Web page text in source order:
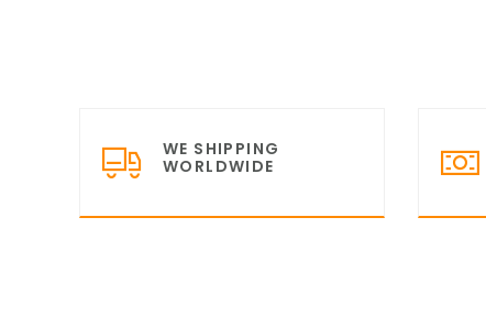
WE SHIPPING
WORLDWIDE